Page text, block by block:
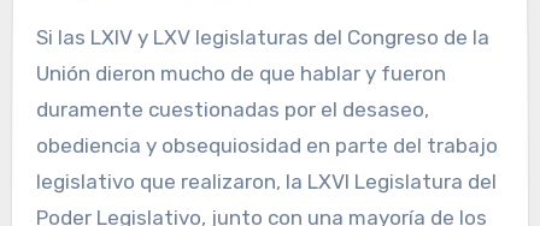
Si las LXIV y LXV legislaturas del Congreso de la
Unión dieron mucho de que hablar y fueron
duramente cuestionadas por el desaseo,
obediencia y obsequiosidad en parte del trabajo
legislativo que realizaron, la LXVI Legislatura del
Poder Legislativo, junto con una mayoría de los